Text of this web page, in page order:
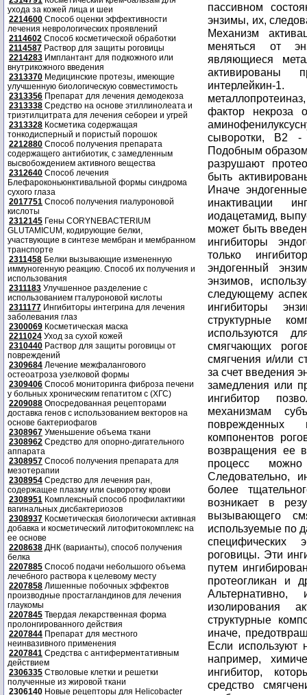
ухода за кожей лица и шеи
2214600 Способ оценки эффективности
лечения неврологических проявлений
2114602 Способ косметической обработки
2114587 Раствор для защиты роговицы
2214283 Имплантант для подкожного или
внутрикожного введения
2313370 Медицинские протезы, имеющие
улучшенную биологическую совместимость
2313356 Препарат для лечения демодекоза
2313338 Средство на основе этиллинолеата и
триэтилцитрата для лечения себореи и угрей
2313328 Косметика содержащая
тонкодисперный и пористый порошок
2212880 Способ получения препарата
содержащего антибиотик, с замедленным
высвобождением активного вещества
2312640 Способ лечения
Блефароконьюнктивальной формы синдрома
сухого глаза
2017751 Способ получения гиалуроновой
кислоты
2312145 Гены CORYNEBACTERIUM
GLUTAMICUM, кодирующие белки,
участвующие в синтезе мембран и мембранном
транспорте
2311458 Белки вызывающие измененную
иммуногенную реакцию. Способ их получения и
использования
2311183 Улучшенное разделение с
использованием гталуроновой кислоты
2311177 Ингибиторы интегрина для лечения
заболевания глаз
2300069 Косметическая маска
2211024 Уход за сухой кожей
2310440 Раствор для защиты роговицы от
повреждений
2309684 Лечение межфалангового
остеоатроза узелковой формы
2309406 Способ мониторинга фиброза печени
у больных хроническим гепатитом с (ХГС)
2209088 Опосредованная рецепторами
доставка генов с использованием векторов на
основе бактериофагов
2308967 Уменьшение объема ткани
2308962 Средство для опорно-дигательного
аппарата
2308957 Способ получения препарата для
мезотерапии
2308954 Средство для лечения ран,
содержащее плазму или сыворотку крови
2308951 Комплексный способ профилактики
вагинальных дисбактериозов
2308937 Косметическая биологически активная
добавка и косметический литофитокомплекс на
ее основе
2208638 ДНК (варианты), способ получения
белка
2207885 Способ подачи небольшого объема
лечебного раствора к целевому месту
2207858 Лишенные побочных эффектов
производные простагландинов для лечения
глаукомы
2207845 Твердая лекарственная форма
пролонгированного действия
2207844 Препарат для местного
неинвазивного применения
2207841 Средства с антиферментативным
действием
2306335 Стволовые клетки и решетки
полученные из жировой ткани
2306140 Новые рецепторы для Helicobacter